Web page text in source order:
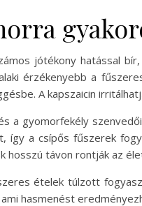
jótékony hatással
érzékenyebb a
A kapszaicin
a gyomorfekély
így a csípős fűszerek
hosszú távon rontják az
ételek túlzott
hasmenést